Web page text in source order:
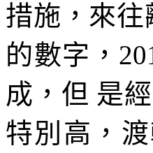
措施，來
的數字，
成，但 是
特別高，